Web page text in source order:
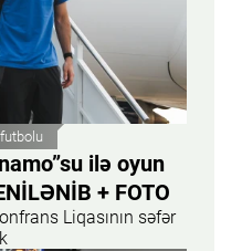
ilə oyun
+ FOTO
Liqasının səfər